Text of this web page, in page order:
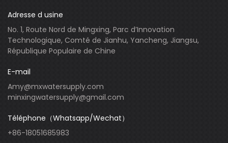
Adresse d usine
No. 1, Route Nord de Mingxing, Parc d’Innovation
Technologique, Comté de Jianhu, Yancheng, Jiangsu,
République Populaire de Chine
E-mail
Amy@mxwatersupply.com
minxingwatersupply@gmail.com
Téléphone（Whatsapp/Wechat）
+86-18051685983